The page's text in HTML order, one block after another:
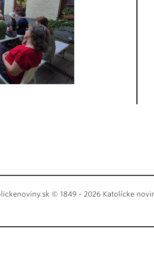
© 1849 - 2026 Katolícke